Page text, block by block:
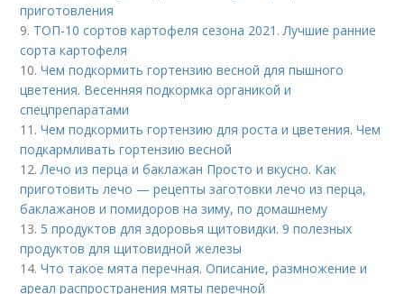
приготовления
9. ТОП-10 сортов картофеля сезона 2021. Лучшие ранние
сорта картофеля
10.Чем подкормить гортензию весной для пышного
цветения. Весенняя подкормка органикой и
спецпрепаратами
11.Чем подкормить гортензию для роста и цветения. Чем
подкармливать гортензию весной
12. Лечо из перца и баклажан Просто и вкусно. Как
приготовить лечо — рецепты заготовки лечо из перца,
баклажанов и помидоров на зиму, по домашнему
13. 5 продуктов для здоровья щитовидки. 9 полезных
продуктов для щитовидной железы
14.Что такое мята перечная. Описание, размножение и
ареал распространения мяты перечной